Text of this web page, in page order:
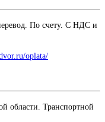
По счету. С НДС и
oplata/
области. Транспортной